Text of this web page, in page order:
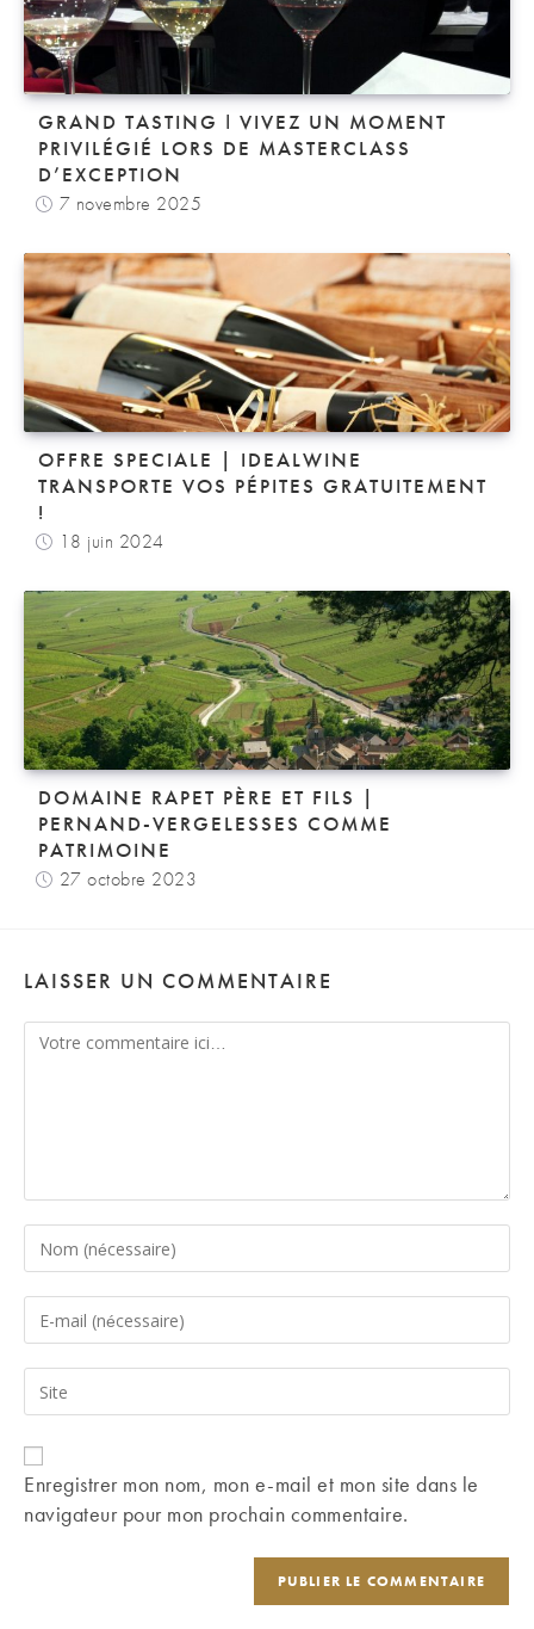
GRAND TASTING ǀ VIVEZ UN MOMENT
PRIVILÉGIÉ LORS DE MASTERCLASS
D’EXCEPTION
7 novembre 2025
OFFRE SPECIALE | IDEALWINE
TRANSPORTE VOS PÉPITES GRATUITEMENT
!
18 juin 2024
DOMAINE RAPET PÈRE ET FILS |
PERNAND-VERGELESSES COMME
PATRIMOINE
27 octobre 2023
LAISSER UN COMMENTAIRE
Comment
Enter
your
name
comment
Enter
your
email
address
comment
Saisir
l’URL
de
votre
(facultatif)
Enregistrer mon nom, mon e-mail et mon site dans le
navigateur pour mon prochain commentaire.